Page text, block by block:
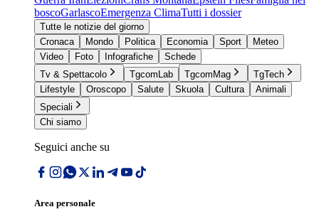
boscoGarlascoEmergenza ClimaTutti i dossier
Tutte le notizie del giorno
Cronaca
Mondo Politica Economia Sport
Meteo
Video
Foto Infografiche
Schede
Tv & Spettacolo
TgcomLab TgcomMag
TgTech
Lifestyle
Oroscopo Salute Skuola Cultura
Animali
Speciali
Chi siamo
Seguici anche su
Area personale